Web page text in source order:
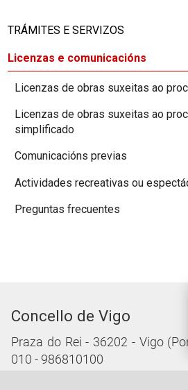
TRÁMITES E SERVIZOS
Licenzas e comunicacións
Licenzas de obras suxeitas ao
Licenzas de obras suxeitas ao
simplificado
Comunicacións previas
Actividades recreativas ou
Preguntas frecuentes
Concello de Vigo
Praza do Rei - 36202 - Vigo
010 - 986810100